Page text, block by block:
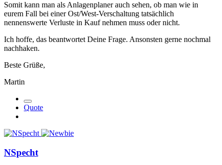
Somit kann man als Anlagenplaner auch sehen, ob man wie in
eurem Fall bei einer Ost/West-Verschaltung tatsächlich
nennenswerte Verluste in Kauf nehmen muss oder nicht.
Ich hoffe, das beantwortet Deine Frage. Ansonsten gerne nochmal
nachhaken.
Beste Grüße,
Martin
Quote
NSpecht